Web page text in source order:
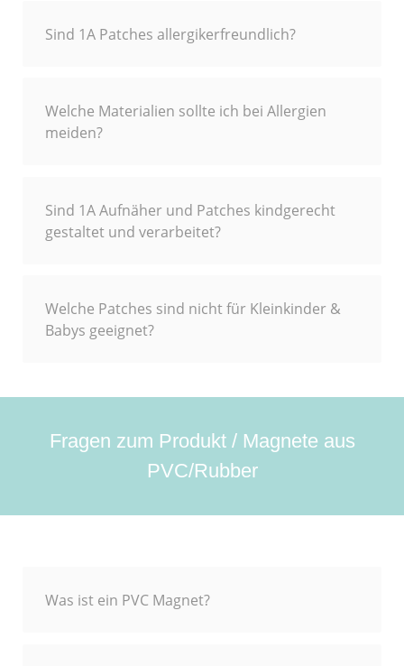
Sind 1A Patches allergikerfreundlich?
Welche Materialien sollte ich bei Allergien
meiden?
Sind 1A Aufnäher und Patches kindgerecht
gestaltet und verarbeitet?
Welche Patches sind nicht für Kleinkinder &
Babys geeignet?
Fragen zum Produkt / Magnete aus
PVC/Rubber
Was ist ein PVC Magnet?